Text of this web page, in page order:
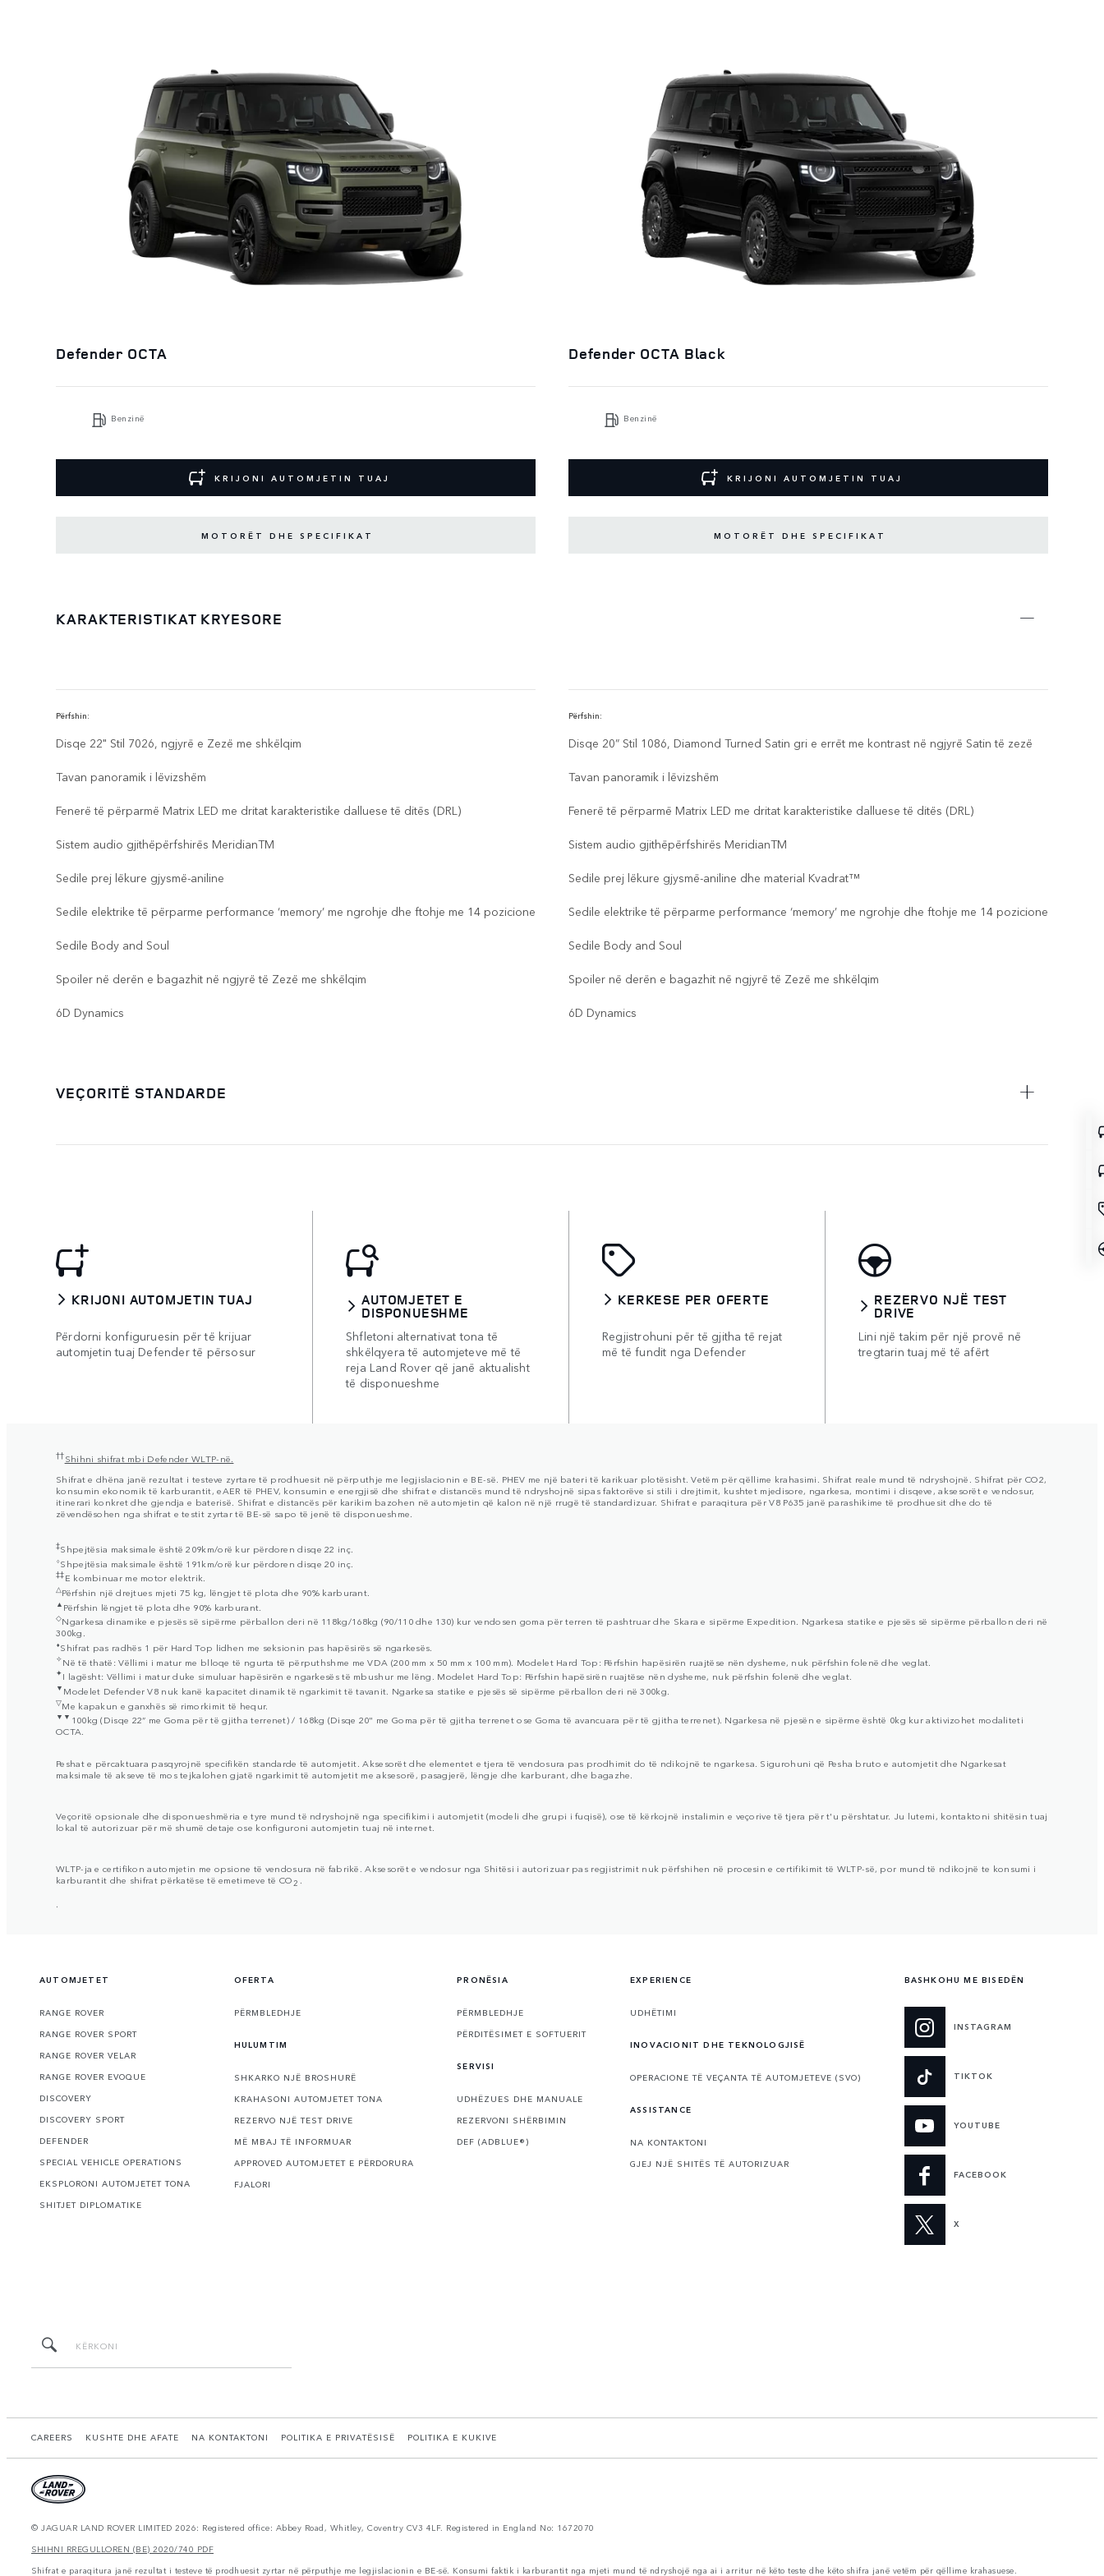
Defender OCTA
Benzinë
KRIJONI AUTOMJETIN TUAJ
MOTORËT DHE SPECIFIKAT
Defender OCTA Black
Benzinë
KRIJONI AUTOMJETIN TUAJ
MOTORËT DHE SPECIFIKAT
KARAKTERISTIKAT KRYESORE
Përfshin:
Disqe 22" Stil 7026, ngjyrë e Zezë me shkëlqim
Tavan panoramik i lëvizshëm
Fenerë të përparmë Matrix LED me dritat karakteristike dalluese të ditës (DRL)
Sistem audio gjithëpërfshirës MeridianTM
Sedile prej lëkure gjysmë-aniline
Sedile elektrike të përparme performance ‘memory’ me ngrohje dhe ftohje me 14 pozicione
Sedile Body and Soul
Spoiler në derën e bagazhit në ngjyrë të Zezë me shkëlqim
6D Dynamics
Përfshin:
Disqe 20” Stil 1086, Diamond Turned Satin gri e errët me kontrast në ngjyrë Satin të zezë
Tavan panoramik i lëvizshëm
Fenerë të përparmë Matrix LED me dritat karakteristike dalluese të ditës (DRL)
Sistem audio gjithëpërfshirës MeridianTM
Sedile prej lëkure gjysmë-aniline dhe material Kvadrat™
Sedile elektrike të përparme performance ‘memory’ me ngrohje dhe ftohje me 14 pozicione
Sedile Body and Soul
Spoiler në derën e bagazhit në ngjyrë të Zezë me shkëlqim
6D Dynamics
VEÇORITË STANDARDE
KRIJONI AUTOMJETIN TUAJ
Përdorni konfiguruesin për të krijuar
automjetin tuaj Defender të përsosur
AUTOMJETET E
DISPONUESHME
Shfletoni alternativat tona të
shkëlqyera të automjeteve më të
reja Land Rover që janë aktualisht
të disponueshme
KERKESE PER OFERTE
Regjistrohuni për të gjitha të rejat
më të fundit nga Defender
REZERVO NJË TEST
DRIVE
Lini një takim për një provë në
tregtarin tuaj më të afërt
††Shihni shifrat mbi Defender WLTP-në.
Shifrat e dhëna janë rezultat i testeve zyrtare të prodhuesit në përputhje me legjislacionin e BE-së. PHEV me një bateri të karikuar plotësisht. Vetëm për qëllime krahasimi. Shifrat reale mund të ndryshojnë. Shifrat për CO2,
konsumin ekonomik të karburantit, eAER të PHEV, konsumin e energjisë dhe shifrat e distancës mund të ndryshojnë sipas faktorëve si stili i drejtimit, kushtet mjedisore, ngarkesa, montimi i disqeve, aksesorët e vendosur,
itinerari konkret dhe gjendja e baterisë. Shifrat e distancës për karikim bazohen në automjetin që kalon në një rrugë të standardizuar. Shifrat e paraqitura për V8 P635 janë parashikime të prodhuesit dhe do të
zëvendësohen nga shifrat e testit zyrtar të BE-së sapo të jenë të disponueshme.
‡Shpejtësia maksimale është 209km/orë kur përdoren disqe 22 inç.
⬨Shpejtësia maksimale është 191km/orë kur përdoren disqe 20 inç.
‡‡E kombinuar me motor elektrik.
△Përfshin një drejtues mjeti 75 kg, lëngjet të plota dhe 90% karburant.
▲ Përfshin lëngjet të plota dhe 90% karburant.
◇Ngarkesa dinamike e pjesës së sipërme përballon deri në 118kg/168kg (90/110 dhe 130) kur vendosen goma për terren të pashtruar dhe Skara e sipërme Expedition. Ngarkesa statike e pjesës së sipërme përballon deri në
300kg.
⬧Shifrat pas radhës 1 për Hard Top lidhen me seksionin pas hapësirës së ngarkesës.
✧Në të thatë: Vëllimi i matur me blloqe të ngurta të përputhshme me VDA (200 mm x 50 mm x 100 mm). Modelet Hard Top: Përfshin hapësirën ruajtëse nën dysheme, nuk përfshin folenë dhe veglat.
✦I lagësht: Vëllimi i matur duke simuluar hapësirën e ngarkesës të mbushur me lëng. Modelet Hard Top: Përfshin hapësirën ruajtëse nën dysheme, nuk përfshin folenë dhe veglat.
▼ Modelet Defender V8 nuk kanë kapacitet dinamik të ngarkimit të tavanit. Ngarkesa statike e pjesës së sipërme përballon deri në 300kg.
▽Me kapakun e ganxhës së rimorkimit të hequr.
▼▼ 100kg (Disqe 22” me Goma për të gjitha terrenet) / 168kg (Disqe 20" me Goma për të gjitha terrenet ose Goma të avancuara për të gjitha terrenet). Ngarkesa në pjesën e sipërme është 0kg kur aktivizohet modaliteti
OCTA.
Peshat e përcaktuara pasqyrojnë specifikën standarde të automjetit. Aksesorët dhe elementet e tjera të vendosura pas prodhimit do të ndikojnë te ngarkesa. Sigurohuni që Pesha bruto e automjetit dhe Ngarkesat
maksimale të akseve të mos tejkalohen gjatë ngarkimit të automjetit me aksesorë, pasagjerë, lëngje dhe karburant, dhe bagazhe.
Veçoritë opsionale dhe disponueshmëria e tyre mund të ndryshojnë nga specifikimi i automjetit (modeli dhe grupi i fuqisë), ose të kërkojnë instalimin e veçorive të tjera për t'u përshtatur. Ju lutemi, kontaktoni shitësin tuaj
lokal të autorizuar për më shumë detaje ose konfiguroni automjetin tuaj në internet.
WLTP-ja e certifikon automjetin me opsione të vendosura në fabrikë. Aksesorët e vendosur nga Shitësi i autorizuar pas regjistrimit nuk përfshihen në procesin e certifikimit të WLTP-së, por mund të ndikojnë te konsumi i
karburantit dhe shifrat përkatëse të emetimeve të CO 2.
AUTOMJETET
RANGE ROVER
RANGE ROVER SPORT
RANGE ROVER VELAR
RANGE ROVER EVOQUE
DISCOVERY
DISCOVERY SPORT
DEFENDER
SPECIAL VEHICLE OPERATIONS
EKSPLORONI AUTOMJETET TONA
SHITJET DIPLOMATIKE
OFERTA
PËRMBLEDHJE
HULUMTIM
SHKARKO NJË BROSHURË
KRAHASONI AUTOMJETET TONA
REZERVO NJË TEST DRIVE
MË MBAJ TË INFORMUAR
APPROVED AUTOMJETET E PËRDORURA
FJALORI
PRONËSIA
PËRMBLEDHJE
PËRDITËSIMET E SOFTUERIT
SERVISI
UDHËZUES DHE MANUALE
REZERVONI SHËRBIMIN
DEF (ADBLUE®)
EXPERIENCE
UDHËTIMI
INOVACIONIT DHE TEKNOLOGJISË
OPERACIONE TË VEÇANTA TË AUTOMJETEVE (SVO)
ASSISTANCE
NA KONTAKTONI
GJEJ NJË SHITËS TË AUTORIZUAR
BASHKOHU ME BISEDËN
INSTAGRAM
TIKTOK
YOUTUBE
FACEBOOK
X
CAREERS KUSHTE DHE AFATE NA KONTAKTONI POLITIKA E PRIVATËSISË POLITIKA E KUKIVE
© JAGUAR LAND ROVER LIMITED 2026: Registered office: Abbey Road, Whitley, Coventry CV3 4LF. Registered in England No: 1672070
SHIHNI RREGULLOREN (BE) 2020/740 PDF
Shifrat e paraqitura janë rezultat i testeve të prodhuesit zyrtar në përputhje me legjislacionin e BE-së. Konsumi faktik i karburantit nga mjeti mund të ndryshojë nga ai i arritur në këto teste dhe këto shifra janë vetëm për qëllime krahasuese.